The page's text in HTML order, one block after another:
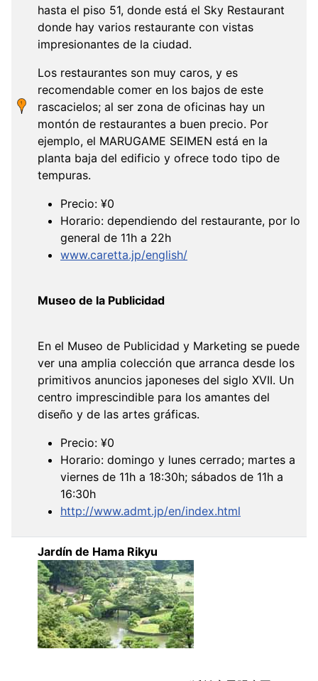
hasta el piso 51, donde está el Sky Restaurant
donde hay varios restaurante con vistas
impresionantes de la ciudad.
Los restaurantes son muy caros, y es
recomendable comer en los bajos de este
rascacielos; al ser zona de oficinas hay un
montón de restaurantes a buen precio. Por
ejemplo, el MARUGAME SEIMEN está en la
planta baja del edificio y ofrece todo tipo de
tempuras.
Precio: ¥0
Horario: dependiendo del restaurante, por lo
general de 11h a 22h
www.caretta.jp/english/
Museo de la Publicidad
En el Museo de Publicidad y Marketing se puede
ver una amplia colección que arranca desde los
primitivos anuncios japoneses del siglo XVII. Un
centro imprescindible para los amantes del
diseño y de las artes gráficas.
Precio: ¥0
Horario: domingo y lunes cerrado; martes a
viernes de 11h a 18:30h; sábados de 11h a
16:30h
http://www.admt.jp/en/index.html
Jardín de Hama Rikyu